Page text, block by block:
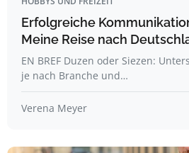
Erfolgreiche
Meine Reise nach
EN BREF Duzen oder Siezen:
je nach Branche und…
Verena Meyer